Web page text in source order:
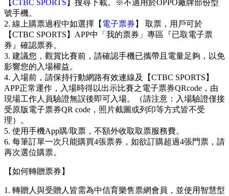
【CTBC SPORTS 】搜尋下載。※不適用於OPPO廠牌部份型
號手機。
2. 線上購票過程中如選擇【 電子票券 】 取票，用戶可於
【CTBC SPORTS】APP中「我的票券」專區『已取電子票
券』確認票券。
3. 建議您，觀賞比賽前，請確認手機已攜帶且電量足夠，以免
影響您的入場權益。
4. 入場前，請保持行動網路有效連線及【CTBC SPORTS】
APP正常運作，入場時得以出示比賽之電子票券QRcode，由
現場工作人員驗證無誤後即可入場。（請注意：入場驗證僅接
受原版電子票券QR code，照片截圖或列印等方式皆不受
理）。
5. 使用手機App購/取票，不額外收取取票服務費。
6. 每筆訂單一次只能購買4張票券，如欲訂購超過4張門票，請
再次選位購票。
【如何轉贈票券】
1. 轉贈人與受贈人皆需為中信育樂售票網會員，並使用智慧型